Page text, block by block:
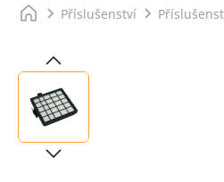
Příslušenství